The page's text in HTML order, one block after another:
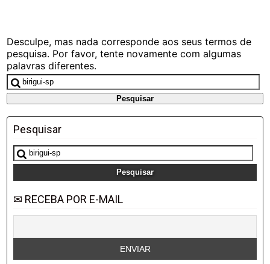
Desculpe, mas nada corresponde aos seus termos de
pesquisa. Por favor, tente novamente com algumas
palavras diferentes.
Pesquisar
por:
Pesquisar
Pesquisar
por:
✉ RECEBA POR E-MAIL